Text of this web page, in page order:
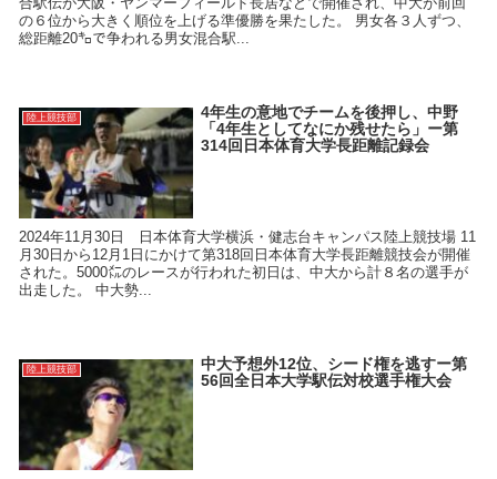
の６位から大きく順位を上げる準優勝を果たした。 男女各３人ずつ、
総距離20㌔で争われる男女混合駅...
陸上競技部
4年生の意地でチームを後押し、中野
「4年生としてなにか残せたら」ー第
314回日本体育大学長距離記録会
2024年11月30日 日本体育大学横浜・健志台キャンパス陸上競技場 11
月30日から12月1日にかけて第318回日本体育大学長距離競技会が開催
された。5000㍍のレースが行われた初日は、中大から計８名の選手が
出走した。 中大勢...
陸上競技部
中大予想外12位、シード権を逃すー第
56回全日本大学駅伝対校選手権大会